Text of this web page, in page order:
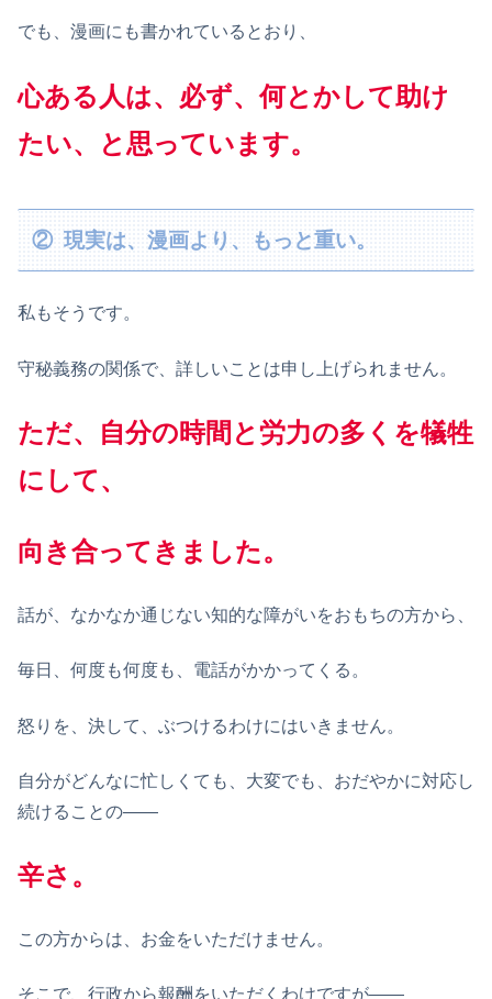
でも、漫画にも書かれているとおり、
心ある人は、必ず、何とかして助け
たい、と思っています。
② 現実は、漫画より、もっと重い。
私もそうです。
守秘義務の関係で、詳しいことは申し上げられません。
ただ、自分の時間と労力の多くを犠牲
にして、
向き合ってきました。
話が、なかなか通じない知的な障がいをおもちの方から、
毎日、何度も何度も、電話がかかってくる。
怒りを、決して、ぶつけるわけにはいきません。
自分がどんなに忙しくても、大変でも、おだやかに対応し
続けることの——
辛さ。
この方からは、お金をいただけません。
そこで、行政から報酬をいただくわけですが——